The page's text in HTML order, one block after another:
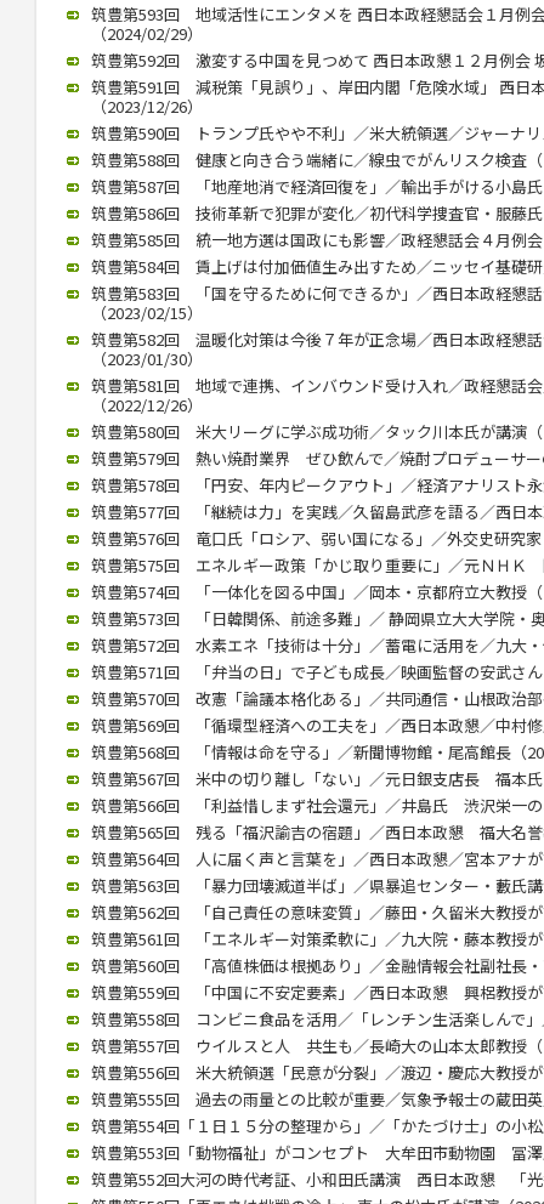
筑豊第593回 地域活性にエンタメを 西日本政経懇話会１月例
（2024/02/29）
筑豊第592回 激変する中国を見つめて 西日本政懇１２月例会
筑豊第591回 減税策「見誤り」、岸田内閣「危険水域」 西日
（2023/12/26）
筑豊第590回 トランプ氏やや不利」／米大統領選／ジャーナ
筑豊第588回 健康と向き合う端緒に／線虫でがんリスク検査
筑豊第587回 「地産地消で経済回復を」／輸出手がける小島
筑豊第586回 技術革新で犯罪が変化／初代科学捜査官・服藤
筑豊第585回 統一地方選は国政にも影響／政経懇話会４月例
筑豊第584回 賃上げは付加価値生み出すため／ニッセイ基礎
筑豊第583回 「国を守るために何できるか」／西日本政経懇
（2023/02/15）
筑豊第582回 温暖化対策は今後７年が正念場／西日本政経懇
（2023/01/30）
筑豊第581回 地域で連携、インバウンド受け入れ／政経懇話
（2022/12/26）
筑豊第580回 米大リーグに学ぶ成功術／タック川本氏が講演
筑豊第579回 熱い焼酎業界 ぜひ飲んで／焼酎プロデューサ
筑豊第578回 「円安、年内ピークアウト」／経済アナリスト
筑豊第577回 「継続は力」を実践／久留島武彦を語る／西日
筑豊第576回 竜口氏「ロシア、弱い国になる」／外交史研究
筑豊第575回 エネルギー政策「かじ取り重要に」／元ＮＨＫ
筑豊第574回 「一体化を図る中国」／岡本・京都府立大教授
筑豊第573回 「日韓関係、前途多難」／ 静岡県立大大学院・
筑豊第572回 水素エネ「技術は十分」／蓄電に活用を／九大
筑豊第571回 「弁当の日」で子ども成長／映画監督の安武さ
筑豊第570回 改憲「論議本格化ある」／共同通信・山根政治
筑豊第569回 「循環型経済への工夫を」／西日本政懇／中村
筑豊第568回 「情報は命を守る」／新聞博物館・尾高館長（
筑豊第567回 米中の切り離し「ない」／元日銀支店長 福本
筑豊第566回 「利益惜しまず社会還元」／井島氏 渋沢栄一
筑豊第565回 残る「福沢諭吉の宿題」／西日本政懇 福大名
筑豊第564回 人に届く声と言葉を」／西日本政懇／宮本アナ
筑豊第563回 「暴力団壊滅道半ば」／県暴追センター・藪氏
筑豊第562回 「自己責任の意味変質」／藤田・久留米大教授
筑豊第561回 「エネルギー対策柔軟に」／九大院・藤本教授
筑豊第560回 「高値株価は根拠あり」／金融情報会社副社長
筑豊第559回 「中国に不安定要素」／西日本政懇 興梠教授
筑豊第558回 コンビニ食品を活用／「レンチン生活楽しんで
筑豊第557回 ウイルスと人 共生も／長崎大の山本太郎教授
筑豊第556回 米大統領選「民意が分裂」／渡辺・慶応大教授
筑豊第555回 過去の雨量との比較が重要／気象予報士の蔵田
筑豊第554回「１日１５分の整理から」／「かたづけ士」の小
筑豊第553回「動物福祉」がコンセプト 大牟田市動物園 冨
筑豊第552回大河の時代考証、小和田氏講演 西日本政懇 「